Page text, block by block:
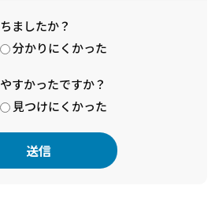
ましたか？
分かりにくかった
すかったですか？
見つけにくかった